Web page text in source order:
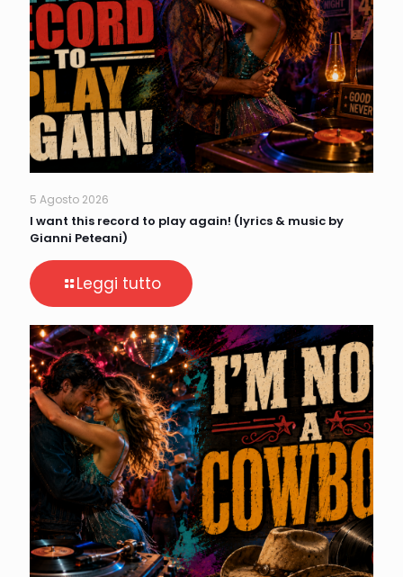
5 Agosto 2026
I want this record to play again! (lyrics & music by
Gianni Peteani)
Leggi tutto